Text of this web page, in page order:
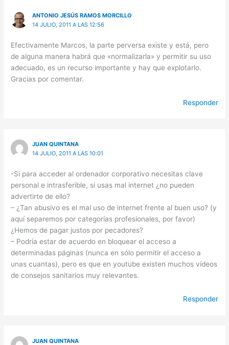
ANTONIO JESÚS RAMOS MORCILLO
14 JULIO, 2011 A LAS 12:56
Efectivamente Marcos, la parte perversa existe y está, pero
de alguna manera habrá que «normalizarla» y permitir su uso
adecuado, es un recurso importante y hay que explotarlo.
Gracias por comentar.
Responder
JUAN QUINTANA
14 JULIO, 2011 A LAS 10:01
-Si para acceder al ordenador corporativo necesitas clave
personal e intrasferible, si usas mal internet ¿no pueden
advertirte de ello?
– ¿Tan abusivo es el mal uso de internet frente al buen uso? (y
aquí separemos por categorías profesionales, por favor)
¿Hemos de pagar justos por pecadores?
– Podría estar de acuerdo en bloquear el acceso a
determinadas páginas (nunca en sólo permitir el acceso a
unas cuantas), pero es que en youtube existen muchos vídeos
de consejos sanitarios muy relevantes.
Responder
JUAN QUINTANA